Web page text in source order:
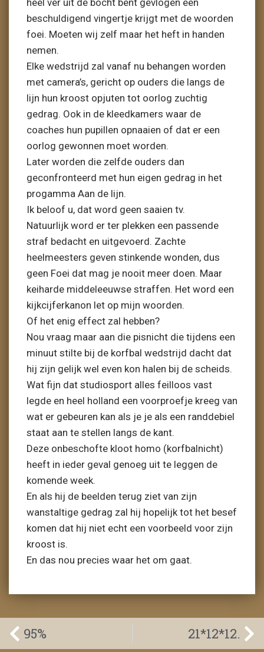
heel ver uit de bocht bent gevlogen een
beschuldigend vingertje krijgt met de woorden
foei. Moeten wij zelf maar het heft in handen
nemen.
Elke wedstrijd zal vanaf nu behangen worden
met camera’s, gericht op ouders die langs de
lijn hun kroost opjuten tot oorlog zuchtig
gedrag. Ook in de kleedkamers waar de
coaches hun pupillen opnaaien of dat er een
oorlog gewonnen moet worden.
Later worden die zelfde ouders dan
geconfronteerd met hun eigen gedrag in het
progamma Aan de lijn.
Ik beloof u, dat word geen saaien tv.
Natuurlijk word er ter plekken een passende
straf bedacht en uitgevoerd. Zachte
heelmeesters geven stinkende wonden, dus
geen Foei dat mag je nooit meer doen. Maar
keiharde middeleeuwse straffen. Het word een
kijkcijferkanon let op mijn woorden.
Of het enig effect zal hebben?
Nou vraag maar aan die pisnicht die tijdens een
minuut stilte bij de korfbal wedstrijd dacht dat
hij zijn gelijk wel even kon halen bij de scheids.
Wat fijn dat studiosport alles feilloos vast
legde en heel holland een voorproefje kreeg van
wat er gebeuren kan als je je als een randdebiel
staat aan te stellen langs de kant.
Deze onbeschofte kloot homo (korfbalnicht)
heeft in ieder geval genoeg uit te leggen de
komende week.
En als hij de beelden terug ziet van zijn
wanstaltige gedrag zal hij hopelijk tot het besef
komen dat hij niet echt een voorbeeld voor zijn
kroost is.
En das nou precies waar het om gaat.
95% 21*12*12.